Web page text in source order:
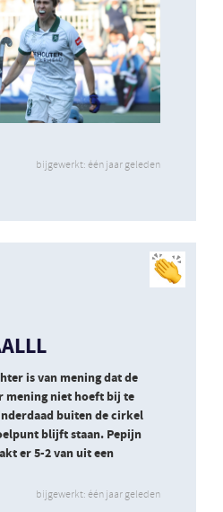
bijgewerkt: één jaar geleden
is van mening dat de
mening niet hoeft bij te
buiten de cirkel
blijft staan. Pepijn
er 5-2 van uit een
bijgewerkt: één jaar geleden